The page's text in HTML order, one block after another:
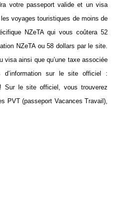
votre passeport valide et un visa
voyages touristiques de moins de
NZeTA qui vous coûtera 52
NZeTA ou 58 dollars par le site.
visa ainsi que qu’une taxe associée
d’information sur le site officiel :
! Sur le site officiel, vous trouverez
PVT (passeport Vacances Travail),